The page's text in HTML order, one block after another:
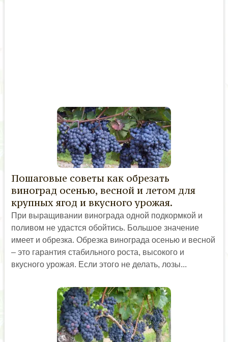
Пошаговые советы как обрезать
виноград осенью, весной и летом для
крупных ягод и вкусного урожая.
При выращивании винограда одной подкормкой и
поливом не удастся обойтись. Большое значение
имеет и обрезка. Обрезка винограда осенью и весной
– это гарантия стабильного роста, высокого и
вкусного урожая. Если этого не делать, лозы...